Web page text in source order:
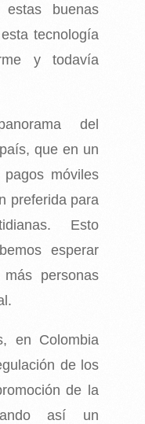
buenas
tecnología
y todavía
del
que en un
móviles
preferida para
Esto
esperar
personas
en Colombia
de los
de la
así un